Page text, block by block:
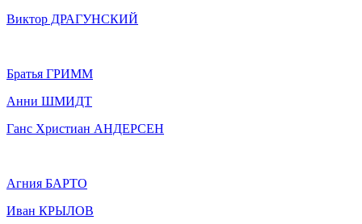
Виктор ДРАГУНСКИЙ
Братья ГРИММ
Анни ШМИДТ
Ганс Христиан АНДЕРСЕН
Агния БАРТО
Иван КРЫЛОВ